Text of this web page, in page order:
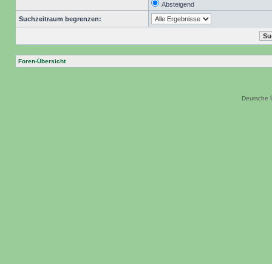
Absteigend
Suchzeitraum begrenzen:
Foren-Übersicht
Deutsche